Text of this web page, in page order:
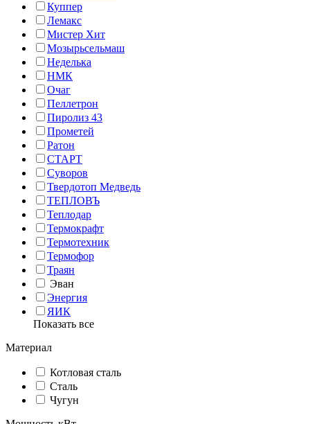
Куппер
Лемакс
Мистер Хит
Мозырьсельмаш
Неделька
НМК
Очаг
Пеллетрон
Пиролиз 43
Прометей
Ратон
СТАРТ
Суворов
Твердотоп Медведь
ТЕПЛОВЪ
Теплодар
Термокрафт
Термотехник
Термофор
Траян
Эван
Энергия
ЯИК
Показать все
Материал
Котловая сталь
Сталь
Чугун